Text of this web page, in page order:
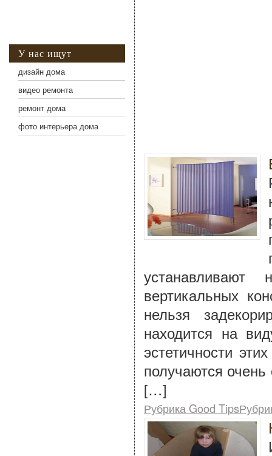
вертикальных
нельзя
находится на
эстетичности
получаются
[…]
Рубрика Good
У нас ищут
дизайн дома
видео ремонта
ремонт дома
фото интерьера дома